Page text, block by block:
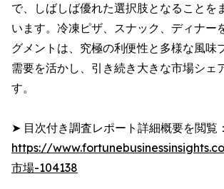
で、しばしば優れた選択肢となることを
います。冷凍ピザ、スナック、ディナー
グメントは、究極の利便性と多様な風味
需要を活かし、引き続き大きな市場シェ
す。
➤ 目次付き調査レポート詳細概要を閲覧：
https://
市場-104138